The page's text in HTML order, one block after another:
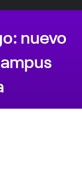
nuevo